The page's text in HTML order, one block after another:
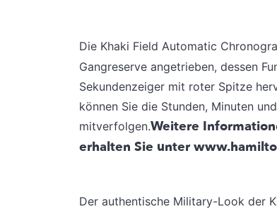
Die Khaki Field Automatic
Gangreserve angetrieben, dessen
Sekundenzeiger mit roter Spitze
können Sie die Stunden, Minuten
mitverfolgen.Weitere
erhalten Sie unter
Der authentische Military-Look der